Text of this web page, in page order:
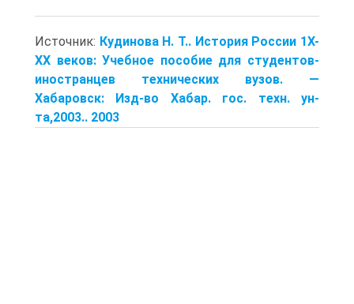
Источник: Кудинова Н. Т.. История России 1Х-
ХХ веков: Учебное пособие для студентов-
иностранцев технических вузов. —
Хабаровск: Изд-во Хабар. гос. техн. ун-
та,2003.. 2003